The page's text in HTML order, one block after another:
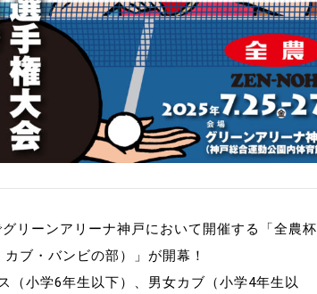
リーンアリーナ神戸において開催する「全農杯
ブ・バンビの部）」が開幕！
（小学6年生以下）、男女カブ（小学4年生以